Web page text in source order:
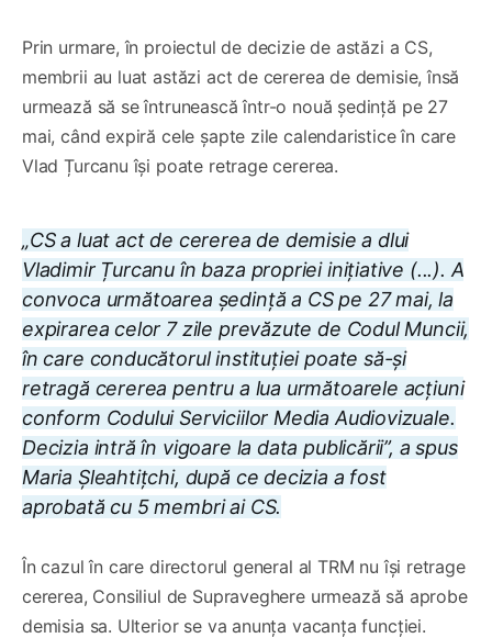
Prin urmare, în proiectul de decizie de astăzi a CS,
membrii au luat astăzi act de cererea de demisie, însă
urmează să se întrunească într-o nouă ședință pe 27
mai, când expiră cele șapte zile calendaristice în care
Vlad Țurcanu își poate retrage cererea.
„CS a luat act de cererea de demisie a dlui
Vladimir Țurcanu în baza propriei inițiative (...). A
convoca următoarea ședință a CS pe 27 mai, la
expirarea celor 7 zile prevăzute de Codul Muncii,
în care conducătorul instituției poate să-și
retragă cererea pentru a lua următoarele acțiuni
conform Codului Serviciilor Media Audiovizuale.
Decizia intră în vigoare la data publicării”, a spus
Maria Șleahtițchi, după ce decizia a fost
aprobată cu 5 membri ai CS.
În cazul în care directorul general al TRM nu își retrage
cererea, Consiliul de Supraveghere urmează să aprobe
demisia sa. Ulterior se va anunța vacanța funcției.